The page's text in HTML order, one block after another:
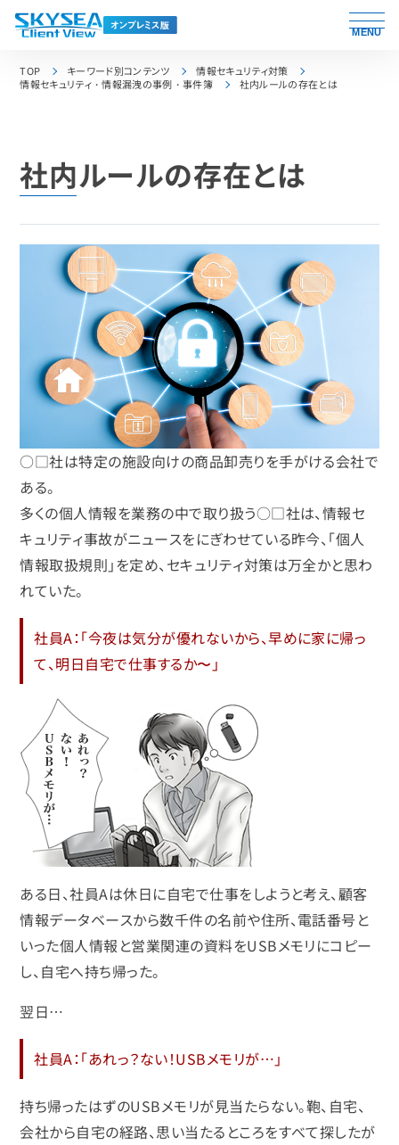
MENU
TOP キーワード別コンテンツ
情報セキュリティ対策
情報セキュリティ・情報漏洩の事例・事件簿
社内ルールの存在とは
社内ルールの存在とは
○□社は特定の施設向けの商品卸売りを手がける会社で
ある。
多くの個人情報を業務の中で取り扱う○□社は、情報セ
キュリティ事故がニュースをにぎわせている昨今、「個人
情報取扱規則」を定め、セキュリティ対策は万全かと思わ
れていた。
社員A：「今夜は気分が優れないから、早めに家に帰っ
て、明日自宅で仕事するか〜」
ある日、社員Aは休日に自宅で仕事をしようと考え、顧客
情報データベースから数千件の名前や住所、電話番号と
いった個人情報と営業関連の資料をUSBメモリにコピー
し、自宅へ持ち帰った。
翌日…
社員A：「あれっ？ない！USBメモリが…」
持ち帰ったはずのUSBメモリが見当たらない。鞄、自宅、
会社から自宅の経路、思い当たるところをすべて探したが